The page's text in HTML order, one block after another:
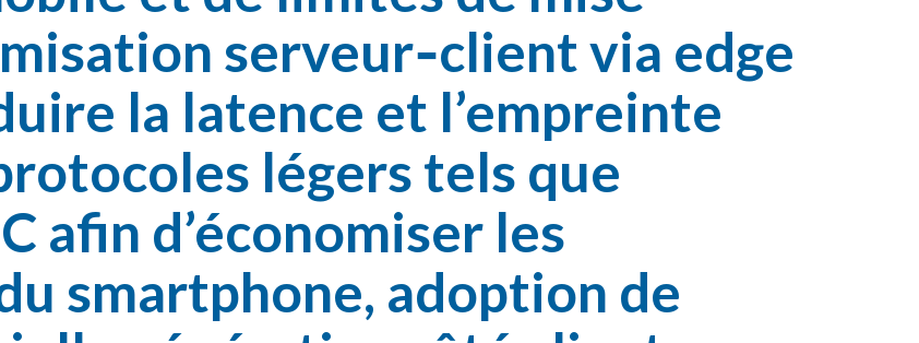
serveur‑client via edge
la latence et l’empreinte
légers tels que
afin d’économiser les
smartphone, adoption de